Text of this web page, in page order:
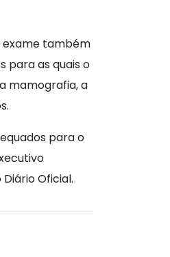
exame também
para as quais o
mamografia, a
para o
Oficial.